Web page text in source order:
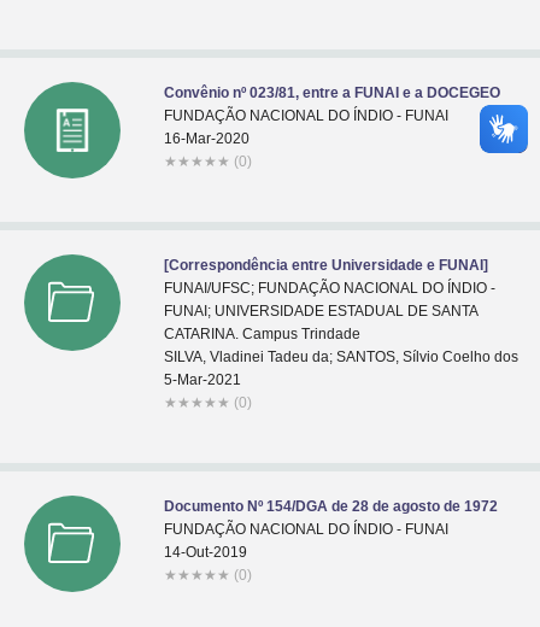
Convênio nº 023/81, entre a FUNAI e a DOCEGEO
FUNDAÇÃO NACIONAL DO ÍNDIO - FUNAI
16-Mar-2020
★ ★ ★ ★ ★ (0)
[Correspondência entre Universidade e FUNAI]
FUNAI/UFSC; FUNDAÇÃO NACIONAL DO ÍNDIO -
FUNAI; UNIVERSIDADE ESTADUAL DE SANTA
CATARINA. Campus Trindade
SILVA, Vladinei Tadeu da; SANTOS, Sílvio Coelho dos
5-Mar-2021
★ ★ ★ ★ ★ (0)
Documento Nº 154/DGA de 28 de agosto de 1972
FUNDAÇÃO NACIONAL DO ÍNDIO - FUNAI
14-Out-2019
★ ★ ★ ★ ★ (0)